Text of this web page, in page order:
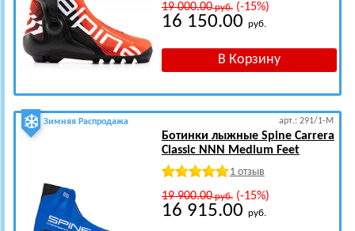
19 000.00руб.(-15%)
16 150.00 руб.
Зимняя Распродажа арт.: 291/1-M
Ботинки лыжные Spine Carrera
Classic NNN Medium Feet
1 отзыв
19 900.00руб.(-15%)
16 915.00 руб.